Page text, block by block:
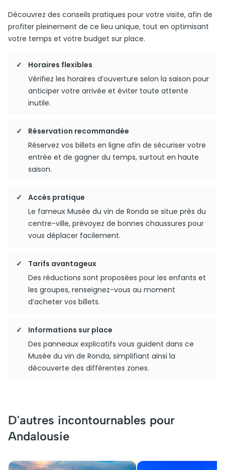
Découvrez des conseils pratiques pour votre visite, afin de
profiter pleinement de ce lieu unique, tout en optimisant
votre temps et votre budget sur place.
Horaires flexibles
Vérifiez les horaires d’ouverture selon la saison pour
anticiper votre arrivée et éviter toute attente
inutile.
Réservation recommandée
Réservez vos billets en ligne afin de sécuriser votre
entrée et de gagner du temps, surtout en haute
saison.
Accès pratique
Le fameux Musée du vin de Ronda se situe près du
centre-ville, prévoyez de bonnes chaussures pour
vous déplacer facilement.
Tarifs avantageux
Des réductions sont proposées pour les enfants et
les groupes, renseignez-vous au moment
d’acheter vos billets.
Informations sur place
Des panneaux explicatifs vous guident dans ce
Musée du vin de Ronda, simplifiant ainsi la
découverte des différentes zones.
D'autres incontournables pour
Andalousie